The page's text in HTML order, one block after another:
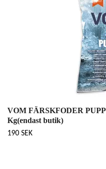
VOM FÄRSKFODER
Kg(endast butik)
190 SEK